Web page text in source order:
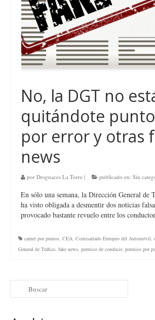
No, la DGT no
quitándote
por error y otras
news
por Desguaces La Torre | publicado en: Sin
En sólo una semana, la Dirección General de
ha visto obligada a desmentir dos noticias
provocado bastante revuelo entre los
carnet por puntos, CEA, Comisariado Europeo del Automóvil,
General de Tráfico, fake news, permiso de conducir, permiso por